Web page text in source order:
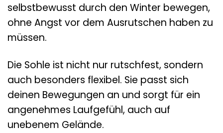
selbstbewusst durch den Winter bewegen,
ohne Angst vor dem Ausrutschen haben zu
müssen.
Die Sohle ist nicht nur rutschfest, sondern
auch besonders flexibel. Sie passt sich
deinen Bewegungen an und sorgt für ein
angenehmes Laufgefühl, auch auf
unebenem Gelände.